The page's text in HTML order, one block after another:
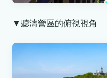
▼聽濤營區的俯視視角